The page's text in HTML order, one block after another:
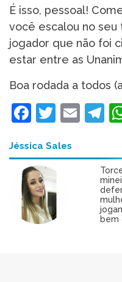
É isso, pessoal!
você escalou no
jogador que não foi
estar entre as
Boa rodada a todos
Facebook
Twitter
Jéssica Sales
bem